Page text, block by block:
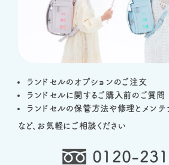
ランドセルのオプションのご注文
ランドセルに関するご購入前のご質問
ランドセルの保管方法や修理とメンテ
など、お気軽にご相談ください
0120-